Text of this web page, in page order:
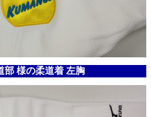
部 様の柔道着 左胸